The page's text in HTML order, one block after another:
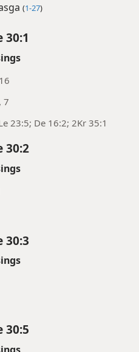
(1-27)
30:1
7
23:5; De 16:2; 2Kr 35:1
30:2
30:3
30:5